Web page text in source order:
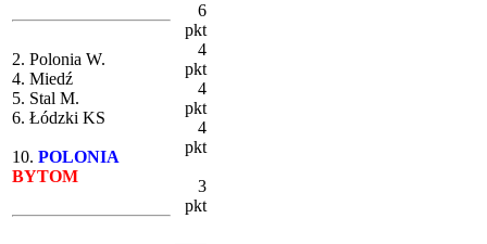
2. Polonia W.
4. Miedź
5. Stal M.
6. Łódzki KS
10. POLONIA
BYTOM
6
pkt
4
pkt
4
pkt
4
pkt
3
pkt